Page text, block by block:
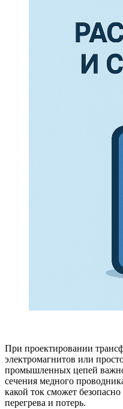
При проектировании
электромагнитов или
промышленных цепей
сечения медного
какой ток сможет
перегрева и потерь.